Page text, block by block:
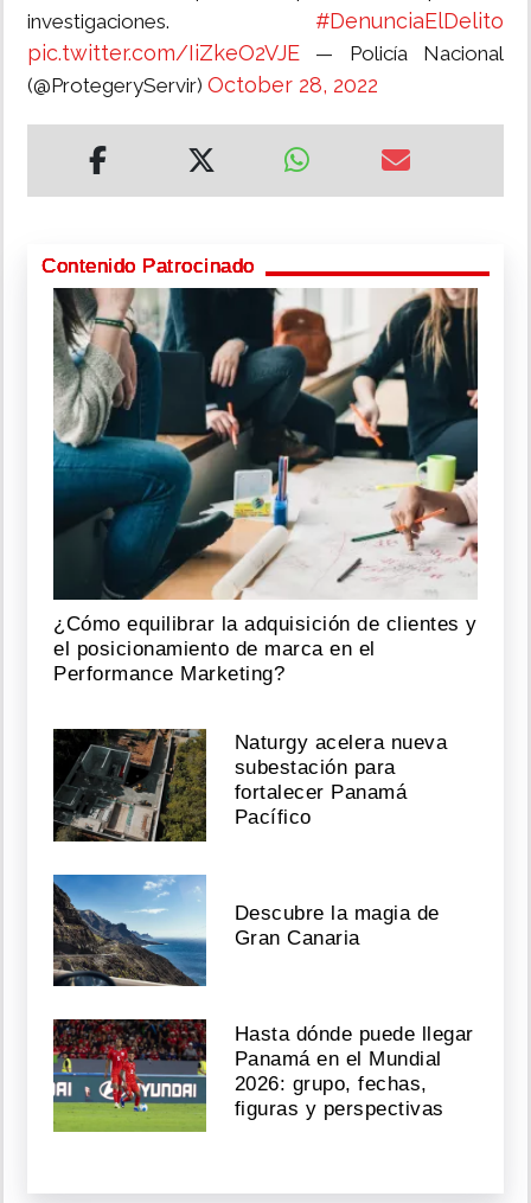
investigaciones. #DenunciaElDelito
pic.twitter.com/IiZkeO2VJE — Policía Nacional
(@ProtegeryServir) October 28, 2022
Contenido Patrocinado
¿Cómo equilibrar la adquisición de clientes y
el posicionamiento de marca en el
Performance Marketing?
Naturgy acelera nueva
subestación para
fortalecer Panamá
Pacífico
Descubre la magia de
Gran Canaria
Hasta dónde puede llegar
Panamá en el Mundial
2026: grupo, fechas,
figuras y perspectivas